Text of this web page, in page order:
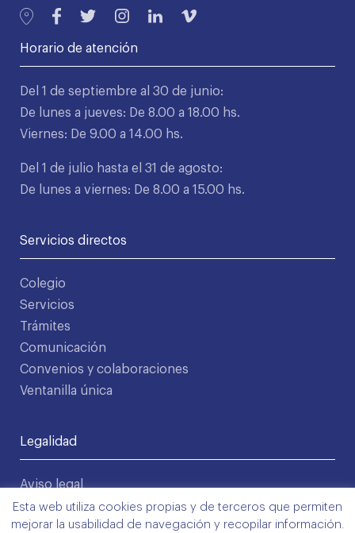
Horario de atención
Del 1 de septiembre al 30 de junio:
De lunes a jueves: De 8.00 a 18.00 hs.
Viernes: De 9.00 a 14.00 hs.
Del 1 de julio hasta el 31 de agosto:
De lunes a viernes: De 8.00 a 15.00 hs.
Servicios directos
Colegio
Servicios
Trámites
Comunicación
Convenios y colaboraciones
Ventanilla única
Legalidad
Aviso legal
Política de privacidad
Condiciones de uso
Esta web utiliza cookies propias y de terceros que permiten
mejorar la usabilidad de navegación y recopilar información.